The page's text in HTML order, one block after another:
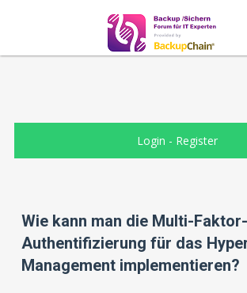
Login - Register
Wie kann man die Multi-Faktor-
Authentifizierung für das
Management implementieren?